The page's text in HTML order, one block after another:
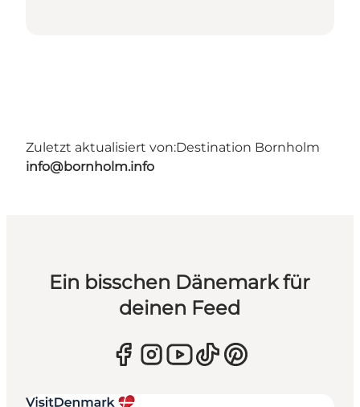
Zuletzt aktualisiert von:Destination Bornholm
info@bornholm.info
Ein bisschen Dänemark für
deinen Feed